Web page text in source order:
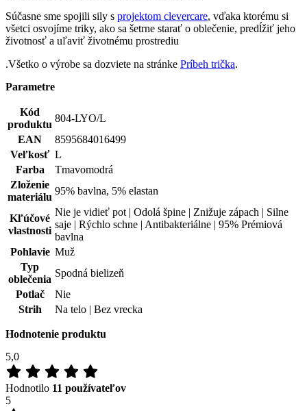
Súčasne sme spojili sily s projektom clevercare, vďaka ktorému si
všetci osvojíme triky, ako sa šetrne starať o oblečenie, predĺžiť jeho
životnosť a uľaviť životnému prostrediu
.Všetko o výrobe sa dozviete na stránke Príbeh trička.
Parametre
Kód
produktu
804-LYO/L
EAN
8595684016499
Veľkosť L
Farba
Tmavomodrá
Zloženie
materiálu
95% bavlna, 5% elastan
Kľúčové
vlastnosti
Nie je vidieť pot | Odolá špine | Znižuje zápach | Silne
saje | Rýchlo schne | Antibakteriálne | 95% Prémiová
bavlna
Pohlavie Muž
Typ
oblečenia
Spodná bielizeň
Potlač
Nie
Strih
Na telo | Bez vrecka
Hodnotenie produktu
5,0
Hodnotilo 11 používateľov
5